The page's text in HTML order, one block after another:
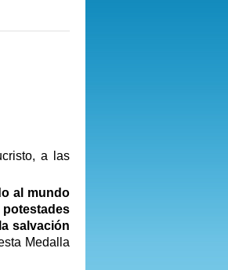
a las
al mundo
salvación
Medalla